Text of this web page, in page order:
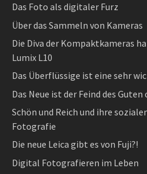
Das Foto als digitaler Furz
Über das Sammeln von Kameras
Die Diva der Kompaktkameras
Lumix L10
Das Überflüssige ist eine sehr
Das Neue ist der Feind des Guten
Schön und Reich und ihre
Fotografie
Die neue Leica gibt es von Fuji?!
Digital Fotografieren im Leben